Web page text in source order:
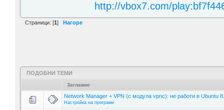
http://vbox7.com/
Страници: [1] Нагоре
ПОДОБНИ ТЕМИ
Заглавие
Network Manager + VPN (с модула vpnc): не работи в Ubuntu
Настройка на програми